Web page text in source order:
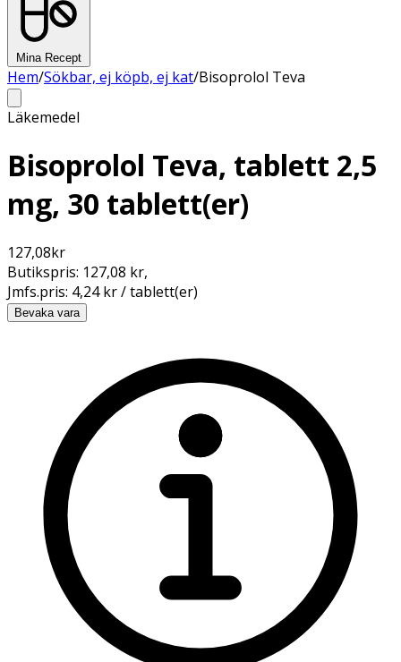
Mina Recept
Hem/Sökbar, ej köpb, ej kat/Bisoprolol Teva
Läkemedel
Bisoprolol Teva, tablett 2,5
mg, 30 tablett(er)
127,08kr
Butikspris: 127,08 kr,
Jmfs.pris: 4,24 kr / tablett(er)
Bevaka vara